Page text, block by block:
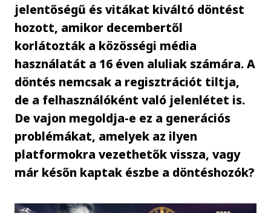
jelentőségű és vitákat kiváltó döntést
hozott, amikor decembertől
korlátozták a közösségi média
használatát a 16 éven aluliak számára. A
döntés nemcsak a regisztrációt tiltja,
de a felhasználóként való jelenlétet is.
De vajon megoldja-e ez a generációs
problémákat, amelyek az ilyen
platformokra vezethetők vissza, vagy
már későn kaptak észbe a döntéshozók?